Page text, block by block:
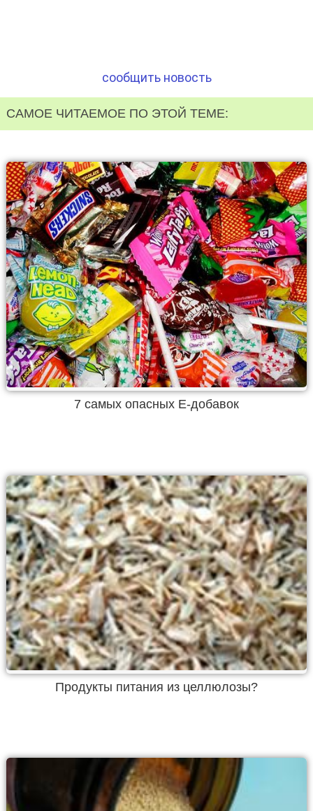
сообщить новость
САМОЕ ЧИТАЕМОЕ ПО ЭТОЙ ТЕМЕ:
7 самых опасных Е-добавок
Продукты питания из целлюлозы?